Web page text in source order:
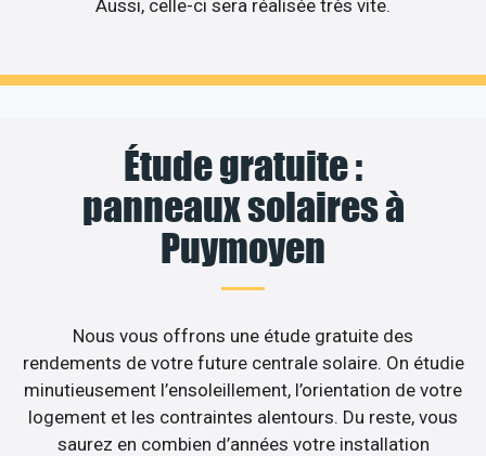
Aussi, celle-ci sera réalisée très vite.
Étude gratuite :
panneaux solaires à
Puymoyen
Nous vous offrons une étude gratuite des
rendements de votre future centrale solaire. On étudie
minutieusement l’ensoleillement, l’orientation de votre
logement et les contraintes alentours. Du reste, vous
saurez en combien d’années votre installation